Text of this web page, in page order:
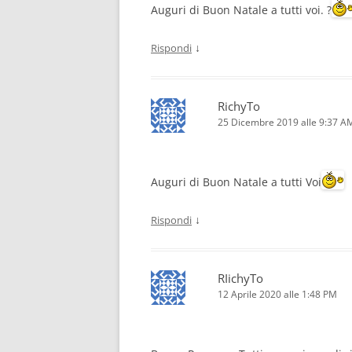
Auguri di Buon Natale a tutti voi. ?
Rispondi ↓
RichyTo
25 Dicembre 2019 alle 9:37
Auguri di Buon Natale a tutti Voi
Rispondi ↓
RIichyTo
12 Aprile 2020 alle 1:48 PM